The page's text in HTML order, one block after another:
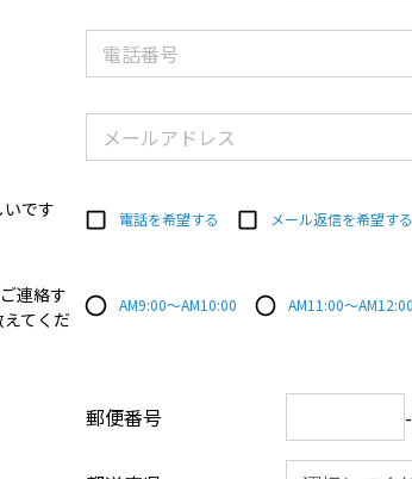
です
電話を希望する メール返信を希望する
連絡す
てくだ
AM9:00～AM10:00 AM11:00～AM12:00
郵便番号 -